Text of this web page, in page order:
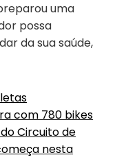
uma
possa
da sua saúde,
com 780 bikes
Circuito de
nesta